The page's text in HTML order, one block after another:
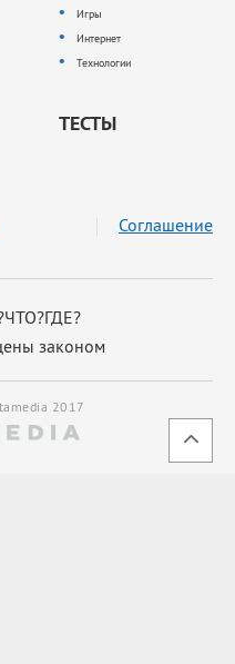
Игры
Интернет
Технологии
ТЕСТЫ
законом
Соглашение
2017